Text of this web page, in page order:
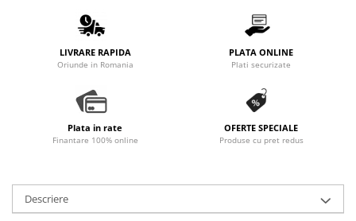
LIVRARE RAPIDA
Oriunde in Romania
PLATA ONLINE
Plati securizate
Plata in rate
Finantare 100% online
OFERTE SPECIALE
Produse cu pret redus
Descriere